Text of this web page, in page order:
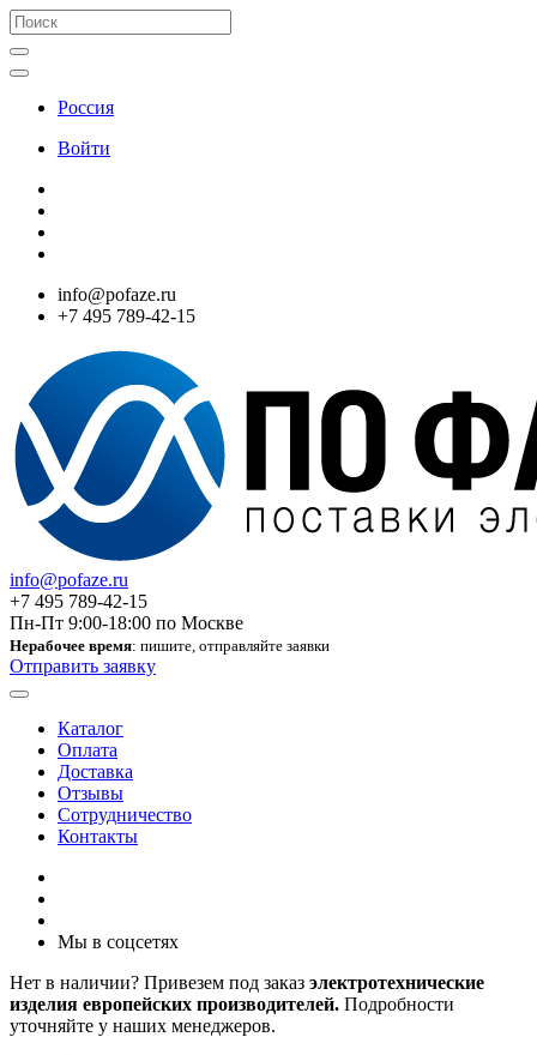
Россия
Войти
info@pofaze.ru
+7 495 789-42-15
info@pofaze.ru
+7 495 789-42-15
Пн-Пт 9:00-18:00 по Москве
Нерабочее время: пишите, отправляйте заявки
Отправить заявку
Каталог
Оплата
Доставка
Отзывы
Сотрудничество
Контакты
Мы в соцсетях
Нет в наличии? Привезем под заказ электротехнические
изделия европейских производителей. Подробности
уточняйте у наших менеджеров.